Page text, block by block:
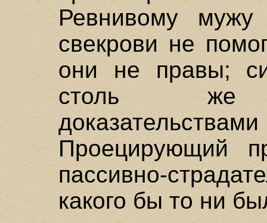
Ревнивому мужу
свекрови не
они не правы;
столь же
Проецирующий
пассивно-
какого бы то ни